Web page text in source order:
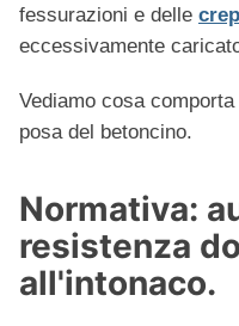
fessurazioni e delle
eccessivamente
Vediamo cosa
posa del betoncino.
Normativa:
resistenza
all'intonaco.